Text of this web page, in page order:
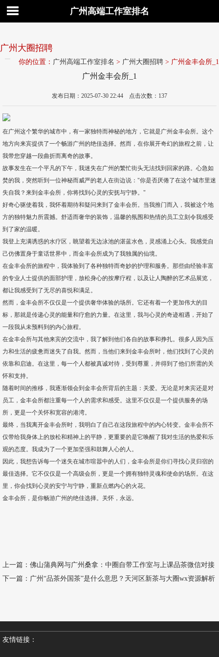
广州高端工作室排名
广州大圈招聘
你的位置： 广州高端工作室排名 > 广州大圈招聘 > 广州金丰会所_1
广州金丰会所_1
发布日期：2025-07-30 22:44 点击次数：137
在广州这个繁华的城市中，有一家独特而神秘的地方，它就是广州金丰会所。这个
地方向来宾提供了一个畅游广州的绝佳选择。然而，在你展开奇幻的旅程之前，让
我带您穿越一段曲折而离奇的故事。
故事发生在一个平凡的下午，我迷失在广州的繁忙街头无法找到回家的路。心急如
焚的我，突然听到一位神秘而威严的老人在街边说："你是否厌倦了在这个城市里迷
失自我？来到金丰会所，你将找到心灵的安抚与宁静。"
好奇心驱使着我，我怀着期待和疑问来到了金丰会所。当我推门而入，我被这个地
方的独特魅力所震撼。舒适而奢华的装饰，温馨的氛围和热情的员工立刻令我感受
到了家的温暖。
我登上充满诱惑的水疗区，眺望着无边泳池的湛蓝水色，灵感涌上心头。我感觉自
己仿佛置身于童话世界中，而金丰会所成为了我独属的仙境。
在金丰会所的旅程中，我体验到了各种独特而奇妙的护理和服务。那些由经验丰富
的专业人士提供的面部护理，放松身心的按摩疗程，以及让人陶醉的艺术品展览，
都让我感受到了无尽的喜悦和满足。
然而，金丰会所不仅仅是一个提供奢华体验的场所。它还有着一个更加伟大的目
标，那就是传递心灵的能量和疗愈的力量。在这里，我与心灵的奇迹相遇，开始了
一段我从未预料到的内心旅程。
在金丰会所与其他来宾的交流中，我了解到他们各自的故事和挣扎。很多人因为压
力和生活的疲惫而迷失了自我。然而，当他们来到金丰会所时，他们找到了心灵的
依靠和启迪。在这里，每一个人都被真诚对待，受到尊重，并得到了他们所需的关
怀和支持。
随着时间的推移，我逐渐领会到金丰会所背后的主题：关爱。无论是对来宾还是对
员工，金丰会所都注重每一个人的需求和感受。这里不仅仅是一个提供服务的场
所，更是一个关怀和宽容的港湾。
最终，当我离开金丰会所时，我明白了自己在这段旅程中的内心转变。金丰会所不
仅带给我身体上的放松和精神上的平静，更重要的是它唤醒了我对生活的热爱和乐
观的态度。我成为了一个更加坚强和鼓舞人心的人。
因此，我想告诉每一个迷失在城市喧嚣中的人们，金丰会所是你们寻找心灵归宿的
最佳选择。它不仅仅是一个高级会所，更是一个拥有独特灵魂和使命的场所。在这
里，你会找到心灵的安宁与宁静，重新点燃内心的火花。
金丰会所，是你畅游广州的绝佳选择。关怀，永远。
上一篇： 佛山蒲典网与广州桑拿：中圈自带工作室与上课品茶微信对接
下一篇： 广州“品茶外国茶”是什么意思？天河区新茶与大圈wx资源解析
友情链接：